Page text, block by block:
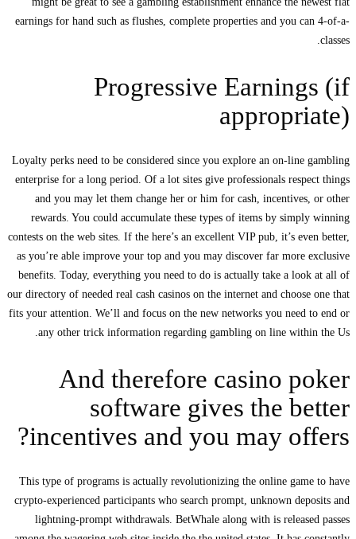
earnings for hand such as flushes, complete properties and you can 4-of-a-
classes.
Progressive Earnings (if
appropriate)
Loyalty perks need to be considered since you explore an on-line gambling
enterprise for a long period. Of a lot sites give professionals respect things
and you may let them change her or him for cash, incentives, or other
rewards. You could accumulate these types of items by simply winning
contests on the web sites. If the here’s an excellent VIP pub, it’s even better,
as you’re able improve your top and you may discover far more exclusive
benefits. Today, everything you need to do is actually take a look at all of
our directory of needed real cash casinos on the internet and choose one that
fits your attention. We’ll and focus on the new networks you need to end or
any other trick information regarding gambling on line within the Us.
And therefore casino poker
software gives the better
incentives and you may offers?
This type of programs is actually revolutionizing the online game to have
crypto-experienced participants who search prompt, unknown deposits and
lightning-prompt withdrawals. BetWhale along with is released passes